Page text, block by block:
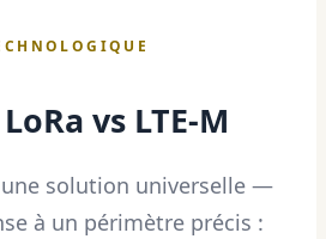
vs LTE-M
une solution universelle —
à un périmètre précis :